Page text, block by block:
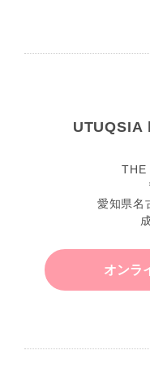
UTUQSIA
THE
愛知県名
オンラ